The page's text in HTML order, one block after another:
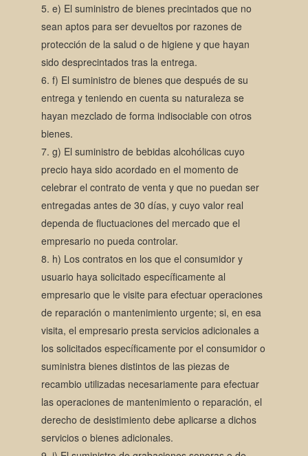
e) El suministro de bienes precintados que no
sean aptos para ser devueltos por razones de
protección de la salud o de higiene y que hayan
sido desprecintados tras la entrega.
f) El suministro de bienes que después de su
entrega y teniendo en cuenta su naturaleza se
hayan mezclado de forma indisociable con otros
bienes.
g) El suministro de bebidas alcohólicas cuyo
precio haya sido acordado en el momento de
celebrar el contrato de venta y que no puedan ser
entregadas antes de 30 días, y cuyo valor real
dependa de fluctuaciones del mercado que el
empresario no pueda controlar.
h) Los contratos en los que el consumidor y
usuario haya solicitado específicamente al
empresario que le visite para efectuar operaciones
de reparación o mantenimiento urgente; si, en esa
visita, el empresario presta servicios adicionales a
los solicitados específicamente por el consumidor o
suministra bienes distintos de las piezas de
recambio utilizadas necesariamente para efectuar
las operaciones de mantenimiento o reparación, el
derecho de desistimiento debe aplicarse a dichos
servicios o bienes adicionales.